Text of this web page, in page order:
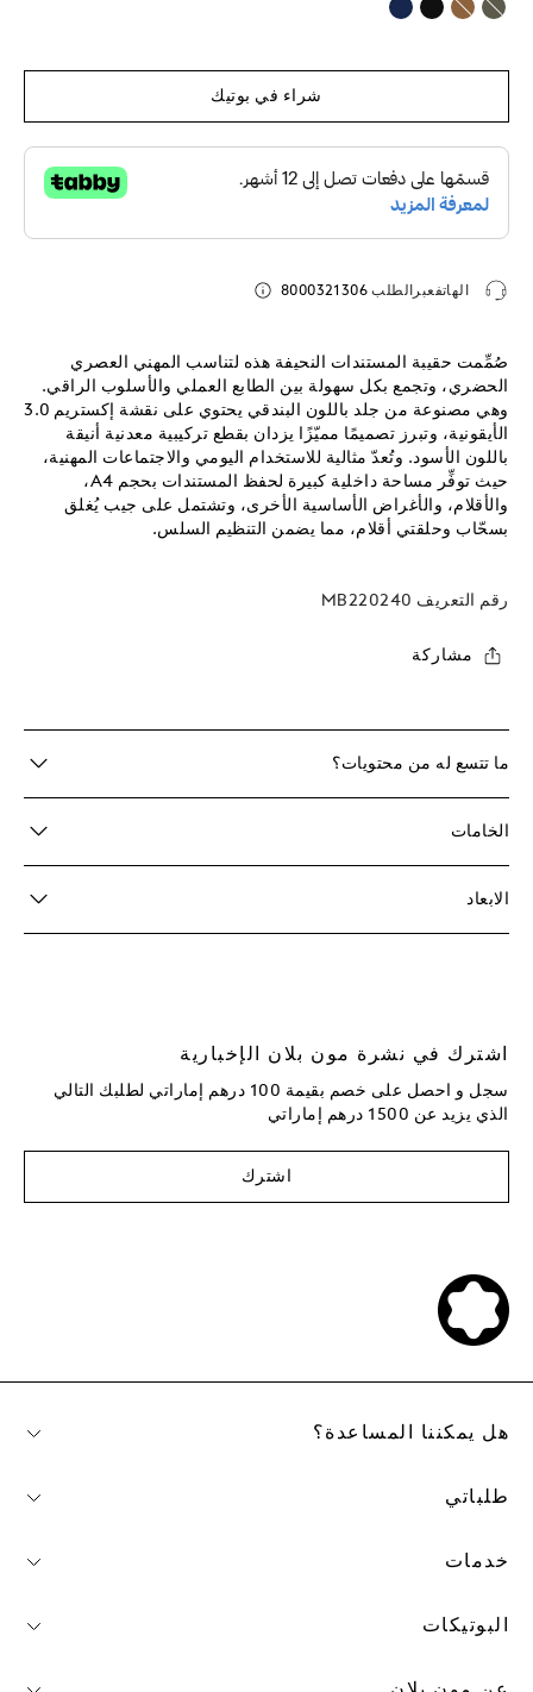
محدد
شراء في بوتيك
الهاتفعبرالطلب 8000321306
صُمِّمت حقيبة المستندات النحيفة هذه لتناسب المهني العصري
الحضري، وتجمع بكل سهولة بين الطابع العملي والأسلوب الراقي.
وهي مصنوعة من جلد باللون البندقي يحتوي على نقشة إكستريم 3.0
الأيقونية، وتبرز تصميمًا مميّزًا يزدان بقطع تركيبية معدنية أنيقة
باللون الأسود. وتُعدّ مثالية للاستخدام اليومي والاجتماعات المهنية،
حيث توفِّر مساحة داخلية كبيرة لحفظ المستندات بحجم A4،
والأقلام، والأغراض الأساسية الأخرى، وتشتمل على جيب يُغلق
بسحّاب وحلقتي أقلام، مما يضمن التنظيم السلس.
رقم التعريف MB220240
مشاركة
ما تتسع له من محتويات؟
الخامات
الابعاد
اشترك في نشرة مون بلان الإخبارية
سجل و احصل على خصم بقيمة 100 درهم إماراتي لطلبك التالي
الذي يزيد عن 1500 درهم إماراتي
اشترك
هل يمكننا المساعدة؟
طلباتي
خدمات
البوتيكات